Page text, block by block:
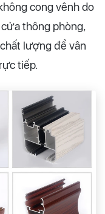
cong vênh do
thông phòng,
lượng để vân
tiếp.